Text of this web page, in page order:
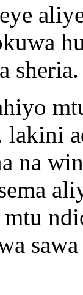
sheria.
lakini
na